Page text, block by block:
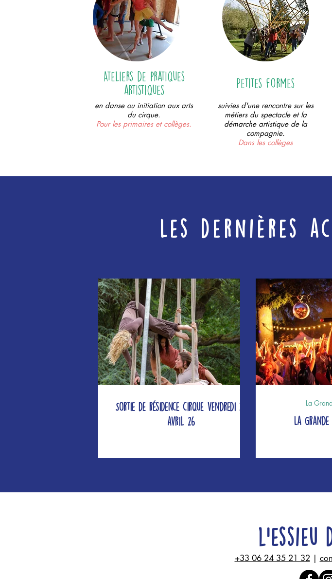
Ateliers de pratiques
artistiques
en danse ou initiation aux arts
du cirque.
Pour les primaires et collèges.
Petites formes
suivies d'une rencontre sur les
métiers du spectacle et la
démarche artistique de la
compagnie.
Dans les collèges
Les dernières
Sortie de résidence cirque vendredi 24
avril 26
La
La
l'essieu
+33 06 24 35 21 32 |